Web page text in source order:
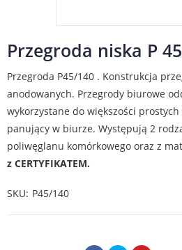
Przegroda niska P
Przegroda P45/140 . Konstrukcja
anodowanych. Przegrody biurowe
wykorzystane do większości
panujący w biurze. Występują 2
poliwęglanu komórkowego oraz z
z CERTYFIKATEM.
SKU P45/140